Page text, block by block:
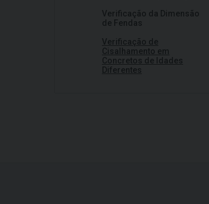
Verificação da Dimensão
de Fendas
Verificação de
Cisalhamento em
Concretos de Idades
Diferentes